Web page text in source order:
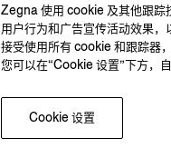
Zegna 使用 cookie 及其他跟踪
用户行为和广告宣传活动效果
接受使用所有 cookie 和跟踪器
您可以在“Cookie 设置”下方，
Cookie 设置